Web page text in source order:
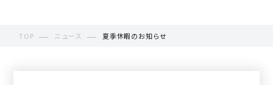
TOP ニュース 夏季休暇のお知らせ